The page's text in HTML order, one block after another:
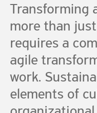
Transforming
more than
requires a
agile
work.
elements of